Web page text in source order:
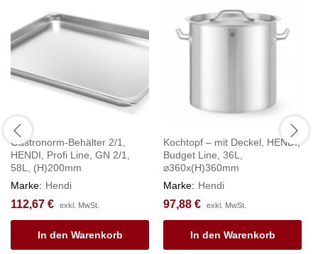
Gastronorm-Behälter 2/1,
HENDI, Profi Line, GN 2/1,
58L, (H)200mm
Marke: Hendi
112,67 € exkl. MwSt.
In den Warenkorb
Kochtopf – mit Deckel, HENDI,
Budget Line, 36L,
⌀360x(H)360mm
Marke: Hendi
97,88 € exkl. MwSt.
In den Warenkorb